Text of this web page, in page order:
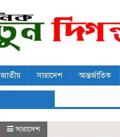
জাতীয় সারাদেশ আন্তর্জাতিক
সারাদেশ